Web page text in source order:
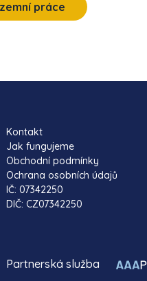
práce
Kontakt
Jak fungujeme
Obchodní podmínky
Ochrana osobních údajů
IČ: 07342250
DIČ: CZ07342250
Partnerská služba